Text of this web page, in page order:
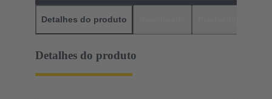
Detalhes do produto
Detalhes do produto